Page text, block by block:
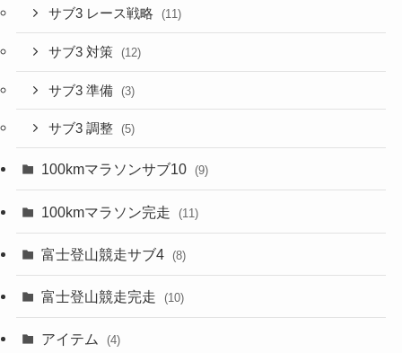
サブ3 レース戦略 (11)
サブ3 対策 (12)
サブ3 準備 (3)
サブ3 調整 (5)
100kmマラソンサブ10 (9)
100kmマラソン完走 (11)
富士登山競走サブ4 (8)
富士登山競走完走 (10)
アイテム (4)